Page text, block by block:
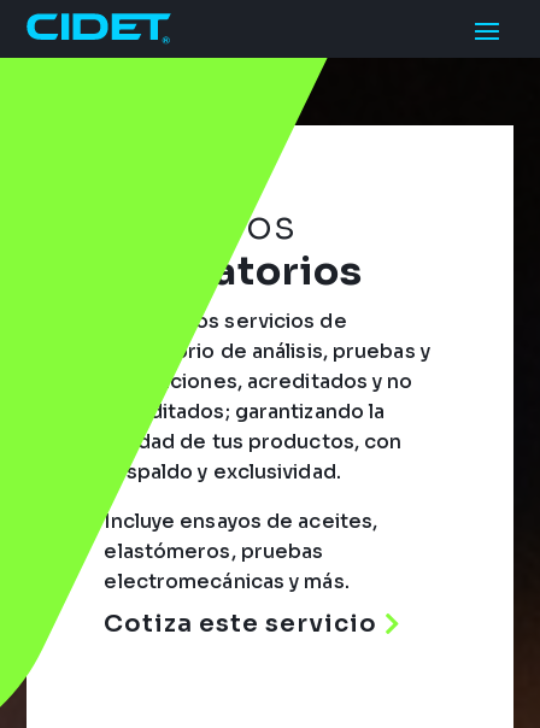
Nuestros
laboratorios
Ofrecemos servicios de
laboratorio de análisis, pruebas y
calibraciones, acreditados y no
acreditados; garantizando la
calidad de tus productos, con
respaldo y exclusividad.
Incluye ensayos de aceites,
elastómeros, pruebas
electromecánicas y más.
Cotiza este servicio